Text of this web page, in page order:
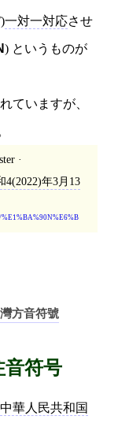
一対一対応させ
) というものが
ていますが、
·
4(2022)年3月13
方音符號
符号
中華人民共和国